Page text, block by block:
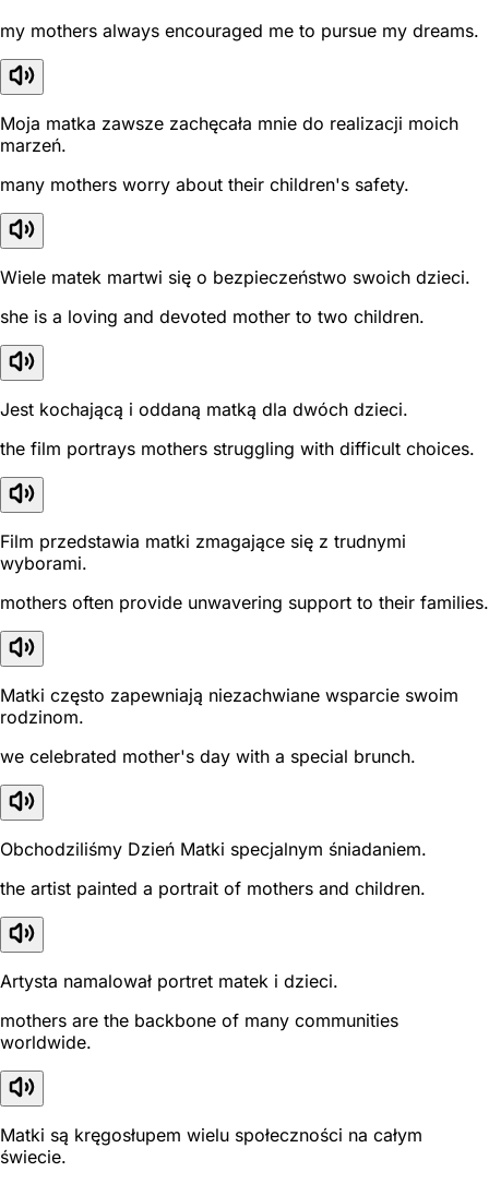
my mothers always encouraged me to pursue my dreams.
Moja matka zawsze zachęcała mnie do realizacji moich
marzeń.
many mothers worry about their children's safety.
Wiele matek martwi się o bezpieczeństwo swoich dzieci.
she is a loving and devoted mother to two children.
Jest kochającą i oddaną matką dla dwóch dzieci.
the film portrays mothers struggling with difficult choices.
Film przedstawia matki zmagające się z trudnymi
wyborami.
mothers often provide unwavering support to their families.
Matki często zapewniają niezachwiane wsparcie swoim
rodzinom.
we celebrated mother's day with a special brunch.
Obchodziliśmy Dzień Matki specjalnym śniadaniem.
the artist painted a portrait of mothers and children.
Artysta namalował portret matek i dzieci.
mothers are the backbone of many communities
worldwide.
Matki są kręgosłupem wielu społeczności na całym
świecie.